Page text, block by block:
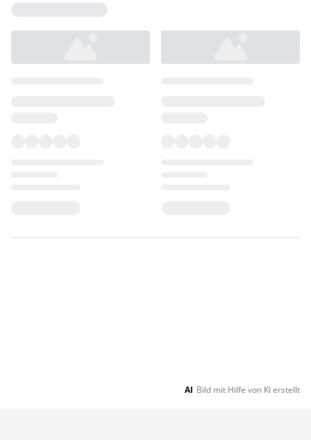
AI Bild mit Hilfe von KI erstellt